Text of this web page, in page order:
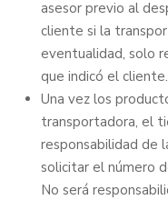
asesor previo al
cliente si la
eventualidad, solo
que indicó el cliente.
Una vez los
transportadora, el
responsabilidad de
solicitar el número
No será